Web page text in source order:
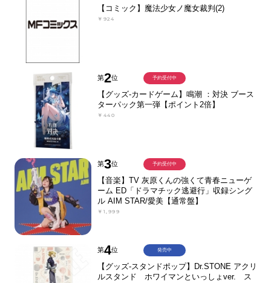
【コミック】魔法少女ノ魔女裁判(2)
￥924
第2位
【グッズ-カードゲーム】鳴潮 ：対決 ブース
ターパック第一弾【ポイント2倍】
￥440
予約受付中
第3位
【音楽】TV 灰原くんの強くて青春ニューゲ
ーム ED「ドラマチック逃避行」収録シング
ル AIM STAR/愛美【通常盤】
￥1,999
予約受付中
第4位
【グッズ-スタンドポップ】Dr.STONE アクリ
ルスタンド ホワイマンといっしょver. ス
発売中